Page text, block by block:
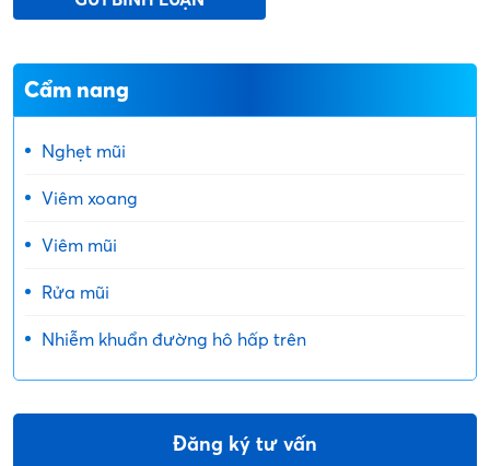
Cẩm nang
Nghẹt mũi
Viêm xoang
Viêm mũi
Rửa mũi
Nhiễm khuẩn đường hô hấp trên
Đăng ký tư vấn